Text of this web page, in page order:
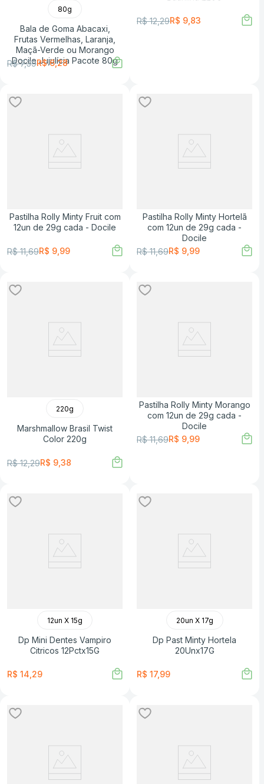
80g
Bala de Goma Abacaxi,
Frutas Vermelhas, Laranja,
Maçã-Verde ou Morango
Docile Jujulícia Pacote 80g
R$ 7,39R$ 6,28
R$ 12,29R$ 9 83
Pastilha Rolly Minty Fruit com
12un de 29g cada - Docile
R$ 11,69R$ 9 99
Pastilha Rolly Minty Hortelã
com 12un de 29g cada -
Docile
R$ 11,69R$ 9 99
220g
Marshmallow Brasil Twist
Color 220g
R$ 12,29R$ 9 38
Pastilha Rolly Minty Morango
com 12un de 29g cada -
Docile
R$ 11,69R$ 9 99
12un X 15g
Dp Mini Dentes Vampiro
Citricos 12Pctx15G
R$ 14 29
20un X 17g
Dp Past Minty Hortela
20Unx17G
R$ 17, 99